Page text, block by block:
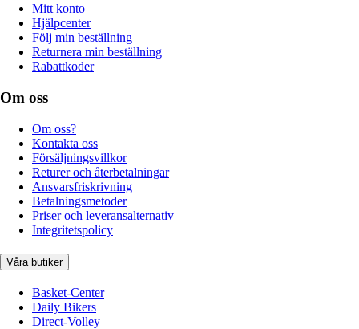
Mitt konto
Hjälpcenter
Följ min beställning
Returnera min beställning
Rabattkoder
Om oss
Om oss?
Kontakta oss
Försäljningsvillkor
Returer och återbetalningar
Ansvarsfriskrivning
Betalningsmetoder
Priser och leveransalternativ
Integritetspolicy
Våra butiker
Basket-Center
Daily Bikers
Direct-Volley